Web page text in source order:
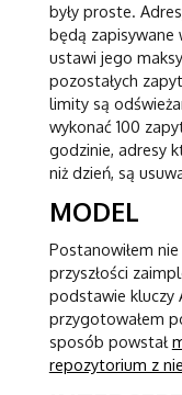
były proste.
będą zapisywane
ustawi jego
pozostałych
limity są
wykonać 100
godzinie, adresy
niż dzień, są
MODEL
Postanowiłem
przyszłości
podstawie kluczy
przygotowałem
sposób powstał
repozytorium z